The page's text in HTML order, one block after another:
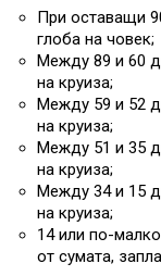
При оставащи
глоба на човек;
Между 89 и 60
на круиза;
Между 59 и 52
на круиза;
Между 51 и 35
на круиза;
Между 34 и 15
на круиза;
14 или по-
от сумата,